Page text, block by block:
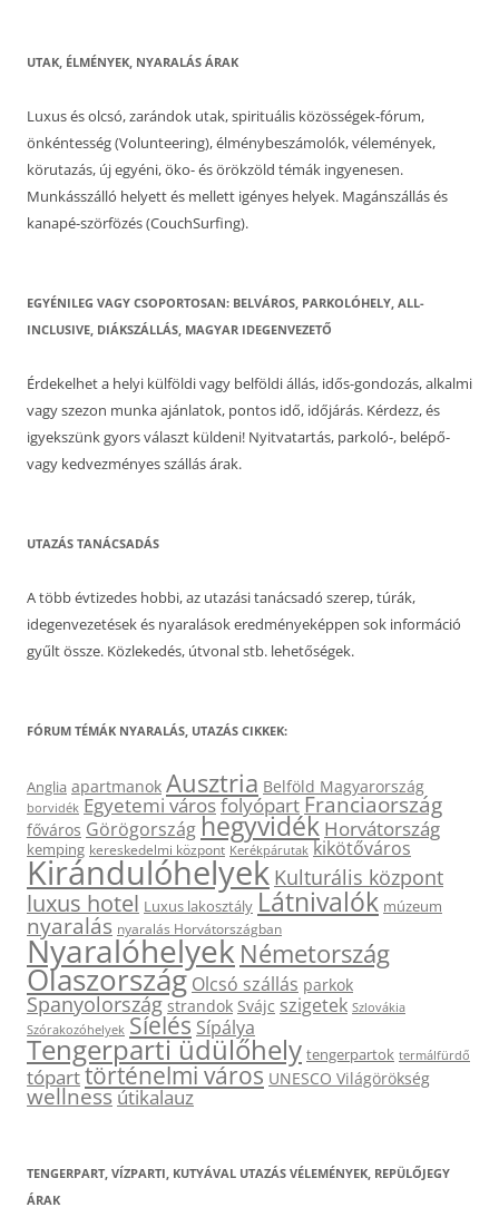
UTAK, ÉLMÉNYEK, NYARALÁS ÁRAK
Luxus és olcsó, zarándok utak, spirituális közösségek-fórum,
önkéntesség (Volunteering), élménybeszámolók, vélemények,
körutazás, új egyéni, öko- és örökzöld témák ingyenesen.
Munkásszálló helyett és mellett igényes helyek. Magánszállás és
kanapé-szörfözés (CouchSurfing).
EGYÉNILEG VAGY CSOPORTOSAN: BELVÁROS, PARKOLÓHELY, ALL-
INCLUSIVE, DIÁKSZÁLLÁS, MAGYAR IDEGENVEZETŐ
Érdekelhet a helyi külföldi vagy belföldi állás, idős-gondozás, alkalmi
vagy szezon munka ajánlatok, pontos idő, időjárás. Kérdezz, és
igyekszünk gyors választ küldeni! Nyitvatartás, parkoló-, belépő-
vagy kedvezményes szállás árak.
UTAZÁS TANÁCSADÁS
A több évtizedes hobbi, az utazási tanácsadó szerep, túrák,
idegenvezetések és nyaralások eredményeképpen sok információ
gyűlt össze. Közlekedés, útvonal stb. lehetőségek.
FÓRUM TÉMÁK NYARALÁS, UTAZÁS CIKKEK:
Anglia apartmanok Ausztria Belföld Magyarország
borvidék Egyetemi városfolyópartFranciaország
főváros Görögországhegyvidék Horvátország
kemping kereskedelmi központ Kerékpárutak kikötőváros
Kirándulóhelyek Kulturális központ
luxus hotel Luxus lakosztály Látnivalók múzeum
nyaralás nyaralás Horvátországban
Nyaralóhelyek Németország
Olaszország Olcsó szállás parkok
Spanyolország strandok Svájc szigetek Szlovákia
Szórakozóhelyek Síelés Sípálya
Tengerparti üdülőhely tengerpartok termálfürdő
tóparttörténelmi város UNESCO Világörökség
wellnessútikalauz
TENGERPART, VÍZPARTI, KUTYÁVAL UTAZÁS VÉLEMÉNYEK, REPÜLŐJEGY
ÁRAK